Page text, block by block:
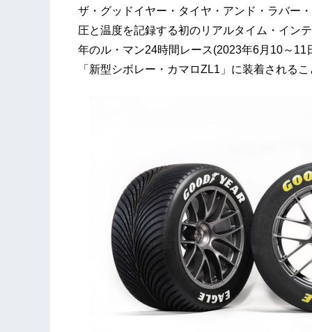
ザ・グッドイヤー・タイヤ・アンド・ラバー
圧と温度を記録する初のリアルタイム・イン
年のル・マン24時間レース(2023年6月10～
「新型シボレー・カマロZL1」に装着される